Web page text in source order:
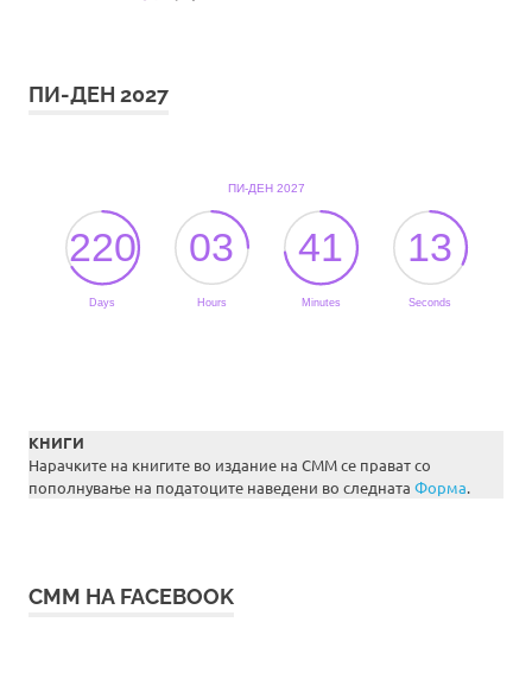
ПИ-ДЕН 2027
КНИГИ
Нарачките на книгите во издание на СММ се прават со
пополнување на податоците наведени во следната Форма.
СММ НА FACEBOOK